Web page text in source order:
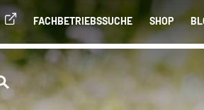
FACHBETRIEBSSUCHE SHOP